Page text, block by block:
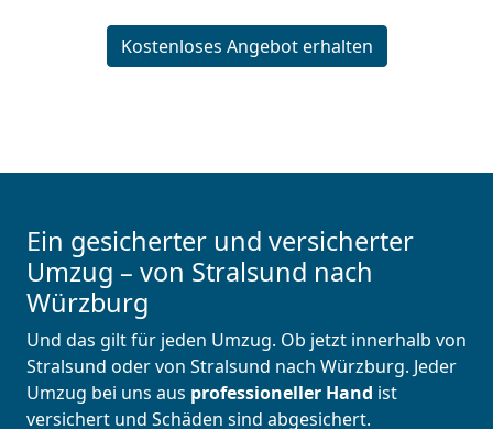
Kostenloses Angebot erhalten
Ein gesicherter und versicherter
Umzug – von Stralsund nach
Würzburg
Und das gilt für jeden Umzug. Ob jetzt innerhalb von
Stralsund oder von Stralsund nach Würzburg. Jeder
Umzug bei uns aus professioneller Hand ist
versichert und Schäden sind abgesichert.